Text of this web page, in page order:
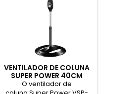
VENTILADOR DE COLUNA
SUPER POWER 40CM
(220V) PRETO - MONDIAL
O ventilador de